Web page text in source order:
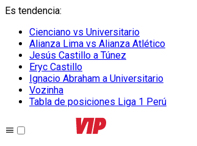
Es tendencia:
Cienciano vs Universitario
Alianza Lima vs Alianza Atlético
Jesús Castillo a Túnez
Eryc Castillo
Ignacio Abraham a Universitario
Vozinha
Tabla de posiciones Liga 1 Perú